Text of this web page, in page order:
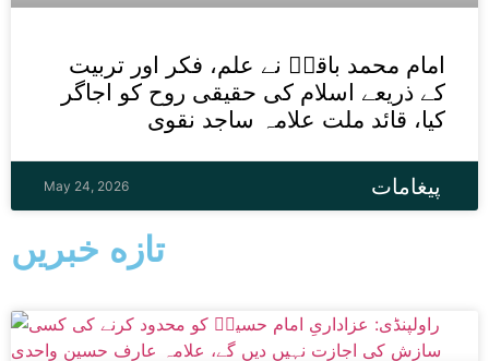
پیغامات
امام محمد باقرؑ نے علم، فکر اور تربیت
کے ذریعے اسلام کی حقیقی روح کو اجاگر
کیا، قائد ملت علامہ ساجد نقوی
May 24, 2026
تازه خبریں